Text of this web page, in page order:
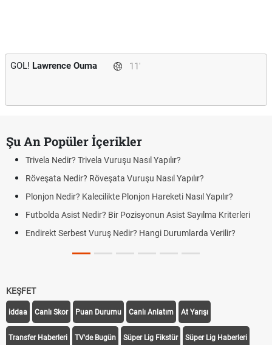
11'
GOL! Lawrence Ouma
Şu An Popüler İçerikler
Trivela Nedir? Trivela Vuruşu Nasıl Yapılır?
Röveşata Nedir? Röveşata Vuruşu Nasıl Yapılır?
Plonjon Nedir? Kalecilikte Plonjon Hareketi Nasıl Yapılır?
Futbolda Asist Nedir? Bir Pozisyonun Asist Sayılma Kriterleri
Endirekt Serbest Vuruş Nedir? Hangi Durumlarda Verilir?
KEŞFET
iddaa Canlı Skor Puan Durumu Canlı Anlatım At Yarışı
Transfer Haberleri TV'de Bugün Süper Lig Fikstür Süper Lig Haberleri